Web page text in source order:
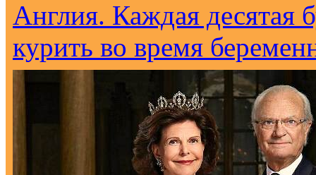
Англия. Каждая десятая
курить во время